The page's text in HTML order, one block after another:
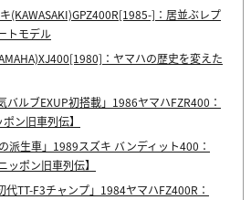
(KAWASAKI)GPZ400R[1985-]：居並ぶレプ
トモデル
：ヤマハの歴史を変えた
バルブEXUP初搭載」1986ヤマハFZR400：
ン旧車列伝】
派生車」1989スズキ バンディット400：
ッポン旧車列伝】
代TT-F3チャンプ」1984ヤマハFZ400R：